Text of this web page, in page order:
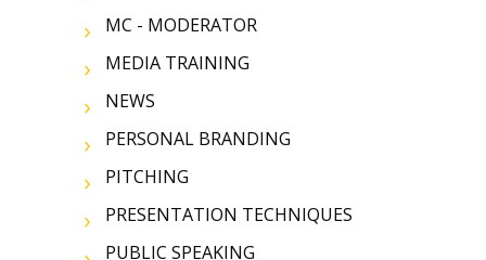
MC - MODERATOR
MEDIA TRAINING
NEWS
PERSONAL BRANDING
PITCHING
PRESENTATION TECHNIQUES
PUBLIC SPEAKING